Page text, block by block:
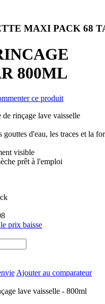
MAXI PACK 68
800ML
ce produit
rinçage lave vaisselle
gouttes d'eau, les traces et la
visible
prêt à l'emploi
prix baisse
Ajouter au comparateur
lave vaisselle - 800ml